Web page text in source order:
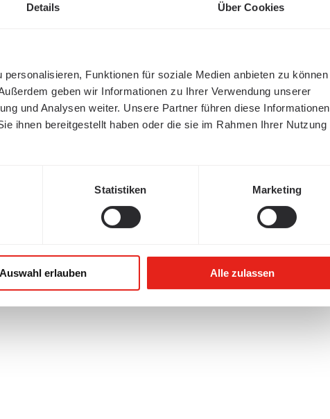
Details Über Cookies
Funktionen für soziale Medien anbieten zu können
geben wir Informationen zu Ihrer Verwendung unserer
und Analysen weiter. Unsere Partner führen diese Informationen
ihnen bereitgestellt haben oder die sie im Rahmen Ihrer Nutzung
Statistiken Marketing
Auswahl erlauben Alle zulassen